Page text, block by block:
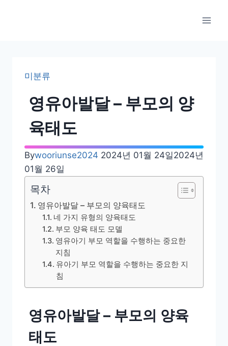
미분류
영유아발달 – 부모의 양
육태도
Bywooriunse2024 2024년 01월 24일2024년
01월 26일
목차
영유아발달 – 부모의 양육태도
네 가지 유형의 양육태도
부모 양육 태도 모델
영유아기 부모 역할을 수행하는 중요한
지침
유아기 부모 역할을 수행하는 중요한 지
침
영유아발달 – 부모의 양육
태도